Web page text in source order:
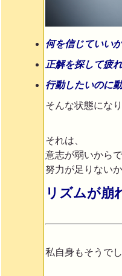
何を信じていい
正解を探して疲
行動したいのに
そんな状態になり
それは、
意志が弱いから
努力が足りない
リズムが崩
私自身もそうでし